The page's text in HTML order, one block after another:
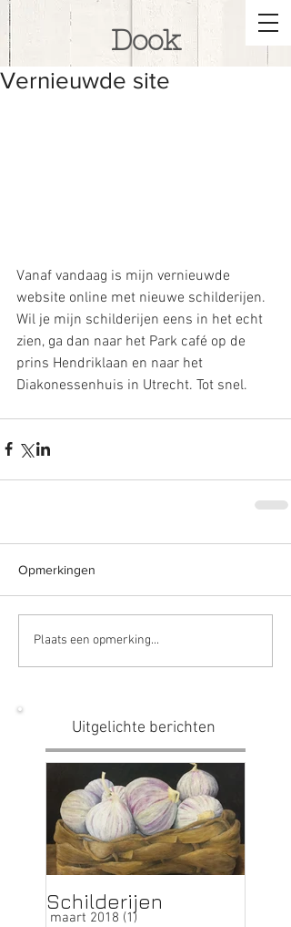
Dook
Vernieuwde site
Vanaf vandaag is mijn vernieuwde
website online met nieuwe schilderijen.
Wil je mijn schilderijen eens in het echt
zien, ga dan naar het Park café op de
prins Hendriklaan en naar het
Diakonessenhuis in Utrecht. Tot snel.
Opmerkingen
Plaats een opmerking...
Uitgelichte berichten
Schilderijen
maart 2018 (1)